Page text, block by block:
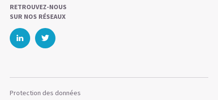
RETROUVEZ-NOUS
SUR NOS RÉSEAUX
Protection des données